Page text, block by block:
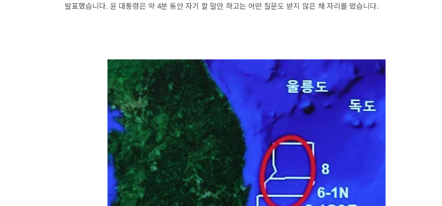
발표했습니다. 윤 대통령은 약 4분 동안 자기 할 말만 하고는 어떤 질문도 받지 않은 채 자리를 떴습니다.